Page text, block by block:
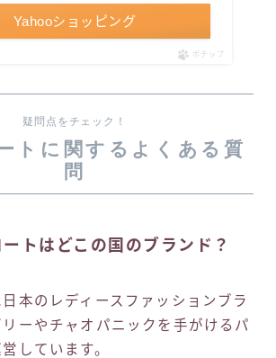
Yahooショッピング
ポチップ
疑問点をチェック！
トに関するよくある質
問
トはどこの国のブランド？
本のレディースファッションブラ
ーやチャオパニックを手がけるパ
しています。